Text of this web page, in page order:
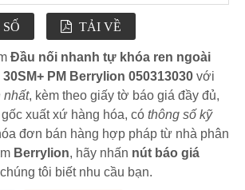
TẢI VỀ
Đầu nối nhanh tự khóa ren ngoài
PM Berrylion 050313030 với
nhất, kèm theo giấy tờ báo giá đầy đủ,
xuất xứ hàng hóa, có thông số kỹ
đơn bán hàng hợp pháp từ nhà phân
Berrylion, hãy nhấn nút báo giá
tôi biết nhu cầu bạn.